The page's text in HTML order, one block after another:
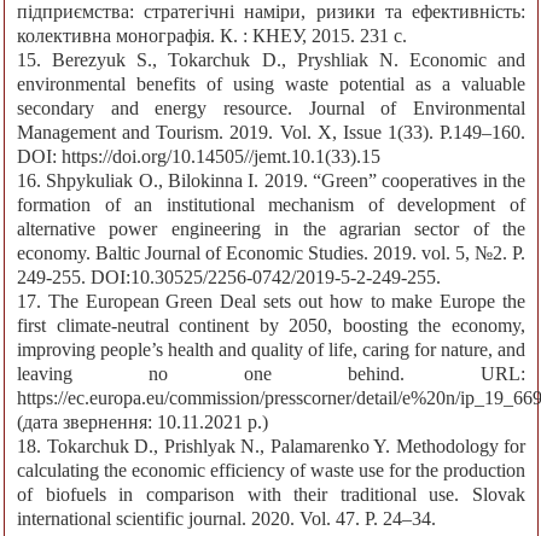
підприємства: стратегічні наміри, ризики та ефективність:
колективна монографія. К. : КНЕУ, 2015. 231 с.
15. Berezyuk S., Tokarchuk D., Pryshliak N. Economic and
environmental benefits of using waste potential as a valuable
secondary and energy resource. Journal of Environmental
Management and Tourism. 2019. Vol. X, Issue 1(33). Р.149–160.
DOI: https://doi.org/10.14505//jemt.10.1(33).15
16. Shpykuliak О., Bilokinna I. 2019. “Green” cooperatives in the
formation of an institutional mechanism of development of
alternative power engineering in the agrarian sector of the
economy. Baltic Journal of Economic Studies. 2019. vol. 5, №2. Р.
249-255. DOI:10.30525/2256-0742/2019-5-2-249-255.
17. The European Green Deal sets out how to make Europe the
first climate-neutral continent by 2050, boosting the economy,
improving people’s health and quality of life, caring for nature, and
leaving no one behind. URL:
https://ec.europa.eu/commission/presscorner/detail/e%20n/
(дата звернення: 10.11.2021 р.)
18. Tokarchuk D., Prishlyak N., Palamarenko Y. Methodology for
calculating the economic efficiency of waste use for the production
of biofuels in comparison with their traditional use. Slovak
international scientific journal. 2020. Vol. 47. P. 24–34.